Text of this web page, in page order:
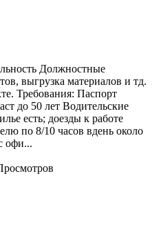
Должностные
выгрузка материалов и тд.
Требования: Паспорт
до 50 лет Водительские
есть; ️доезды к работе
по 8/10 часов вдень ️около
офи...